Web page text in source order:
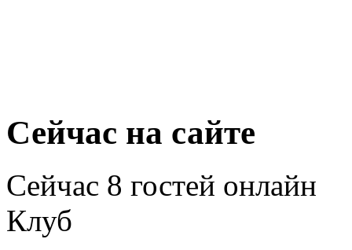
Сейчас на сайте
Сейчас 8 гостей онлайн
Клуб